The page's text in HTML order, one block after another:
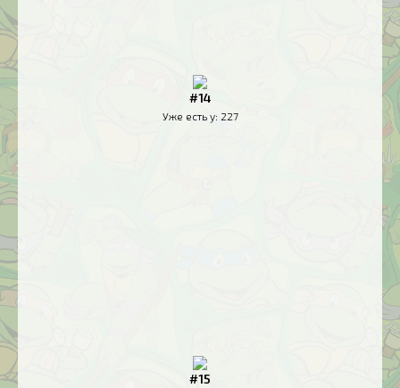
#14
Уже есть у: 227
#15